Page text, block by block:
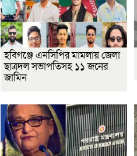
হবিগঞ্জে এনসিপির মামলায় জেলা
ছাত্রদল সভাপতিসহ ১১ জনের
জামিন